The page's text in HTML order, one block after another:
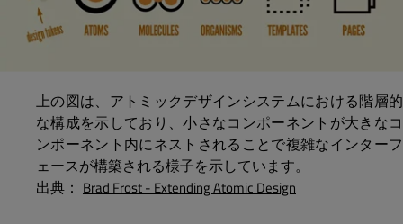
上の図は、アトミックデザインシステムにおける階層的
な構成を示しており、小さなコンポーネントが大きなコ
ンポーネント内にネストされることで複雑なインターフ
ェースが構築される様子を示しています。
出典： Brad Frost - Extending Atomic Design